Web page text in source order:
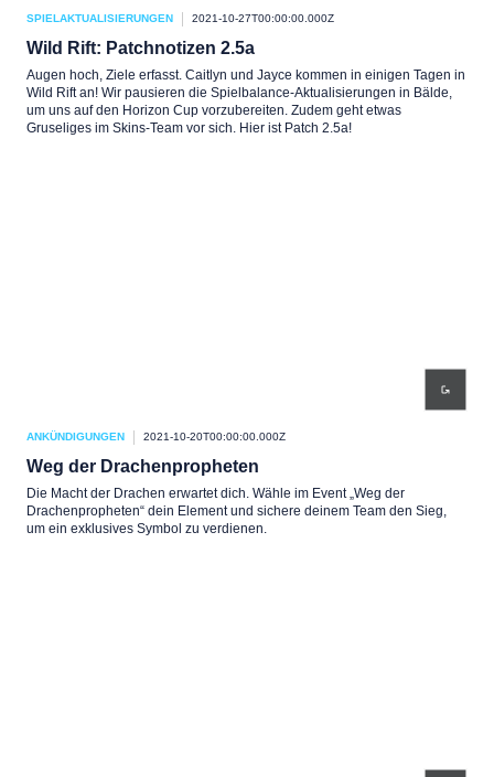
SPIELAKTUALISIERUNGEN 2021-10-27T00:00:00.000Z
Wild Rift: Patchnotizen 2.5a
Augen hoch, Ziele erfasst. Caitlyn und Jayce kommen in einigen Tagen in
Wild Rift an! Wir pausieren die Spielbalance-Aktualisierungen in Bälde,
um uns auf den Horizon Cup vorzubereiten. Zudem geht etwas
Gruseliges im Skins-Team vor sich. Hier ist Patch 2.5a!
ANKÜNDIGUNGEN 2021-10-20T00:00:00.000Z
Weg der Drachenpropheten
Die Macht der Drachen erwartet dich. Wähle im Event „Weg der
Drachenpropheten“ dein Element und sichere deinem Team den Sieg,
um ein exklusives Symbol zu verdienen.